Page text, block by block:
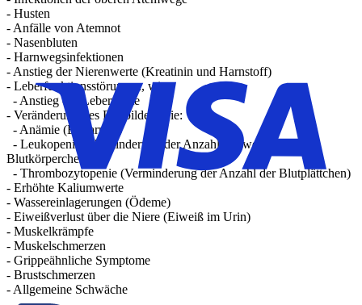
- Husten
- Anfälle von Atemnot
- Nasenbluten
- Harnwegsinfektionen
- Anstieg der Nierenwerte (Kreatinin und Harnstoff)
- Leberfunktionsstörungen, wie:
- Anstieg der Leberwerte
- Veränderung des Blutbildes, wie:
- Anämie (Blutarmut)
- Leukopenie (Verminderung der Anzahl der weißen
Blutkörperchen)
- Thrombozytopenie (Verminderung der Anzahl der Blutplättchen)
- Erhöhte Kaliumwerte
- Wassereinlagerungen (Ödeme)
- Eiweißverlust über die Niere (Eiweiß im Urin)
- Muskelkrämpfe
- Muskelschmerzen
- Grippeähnliche Symptome
- Brustschmerzen
- Allgemeine Schwäche